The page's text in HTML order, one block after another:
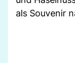
als Souvenir